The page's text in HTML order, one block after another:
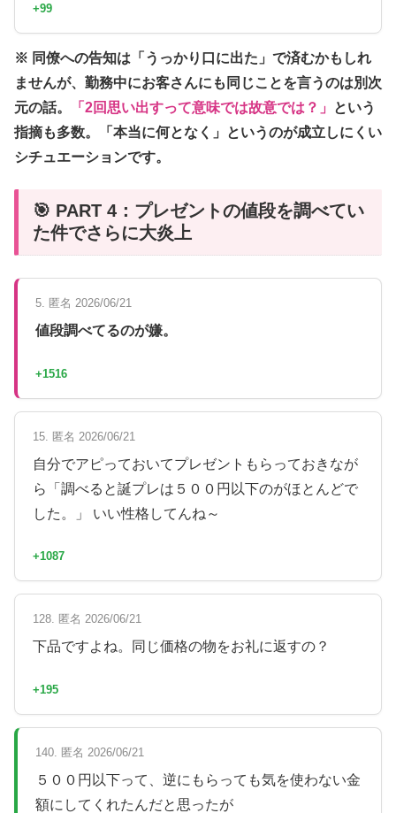
+99
※ 同僚への告知は「うっかり口に出た」で済むかもしれ
ませんが、勤務中にお客さんにも同じことを言うのは別次
元の話。
「2回思い出すって意味では故意では？」
という
指摘も多数。「本当に何となく」というのが成立しにくい
シチュエーションです。
🎯 PART 4：プレゼントの値段を調べてい
た件でさらに大炎上
5. 匿名 2026/06/21
値段調べてるのが嫌。
+1516
15. 匿名 2026/06/21
自分でアピっておいてプレゼントもらっておきなが
ら「調べると誕プレは５００円以下のがほとんどで
した。」 いい性格してんね～
+1087
128. 匿名 2026/06/21
下品ですよね。同じ価格の物をお礼に返すの？
+195
140. 匿名 2026/06/21
５００円以下って、逆にもらっても気を使わない金
額にしてくれたんだと思ったが